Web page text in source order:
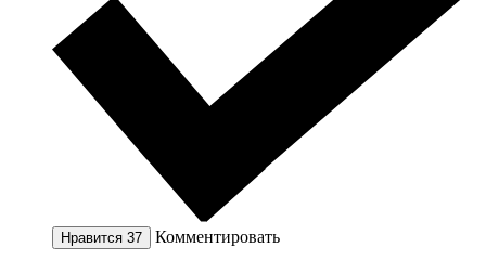
Нравится 37 Комментировать